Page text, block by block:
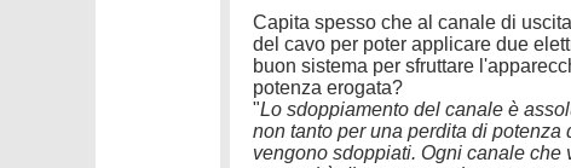
Capita spesso che al canale di
del cavo per poter applicare due
buon sistema per sfruttare
potenza erogata?
"Lo sdoppiamento del canale è
non tanto per una perdita di
vengono sdoppiati. Ogni canale che